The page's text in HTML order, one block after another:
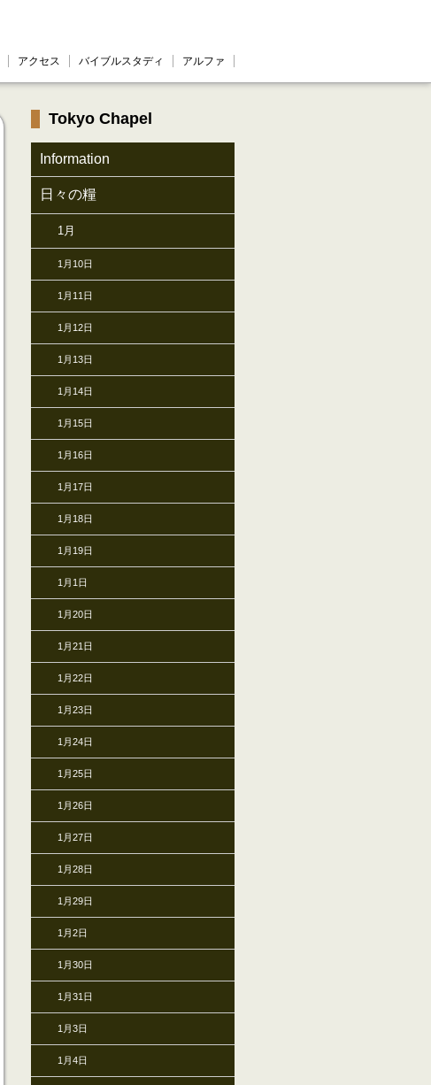
アクセス バイブルスタディ アルファ
Tokyo Chapel
Information
日々の糧
1月
1月10日
1月11日
1月12日
1月13日
1月14日
1月15日
1月16日
1月17日
1月18日
1月19日
1月1日
1月20日
1月21日
1月22日
1月23日
1月24日
1月25日
1月26日
1月27日
1月28日
1月29日
1月2日
1月30日
1月31日
1月3日
1月4日